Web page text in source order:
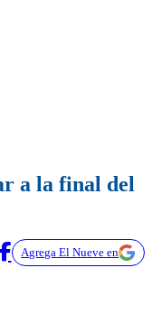
a la final del
Agrega El Nueve en